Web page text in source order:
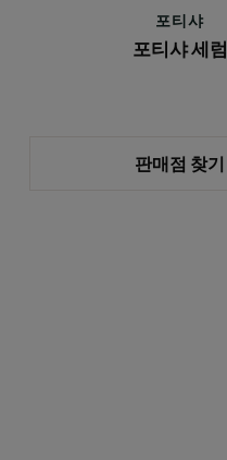
포티샤
포티샤 세럼
판매점 찾기